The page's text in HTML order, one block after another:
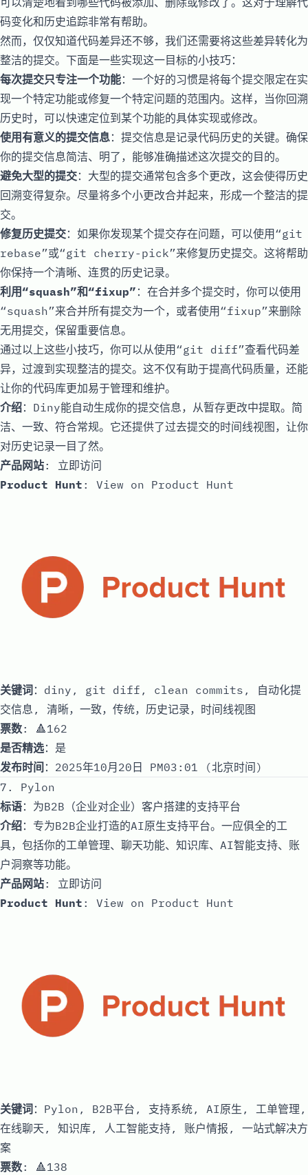
码变化和历史追踪非常有帮助。
然而，仅仅知道代码差异还不够，我们还需要将这些差异转化为
整洁的提交。下面是一些实现这一目标的小技巧：
每次提交只专注一个功能：一个好的习惯是将每个提交限定在实
现一个特定功能或修复一个特定问题的范围内。这样，当你回溯
历史时，可以快速定位到某个功能的具体实现或修改。
使用有意义的提交信息：提交信息是记录代码历史的关键。确保
你的提交信息简洁、明了，能够准确描述这次提交的目的。
避免大型的提交：大型的提交通常包含多个更改，这会使得历史
回溯变得复杂。尽量将多个小更改合并起来，形成一个整洁的提
交。
修复历史提交：如果你发现某个提交存在问题，可以使用“git
rebase”或“git cherry-pick”来修复历史提交。这将帮助
你保持一个清晰、连贯的历史记录。
利用“squash”和“fixup” ：在合并多个提交时，你可以使用
“squash”来合并所有提交为一个，或者使用“fixup”来删除
无用提交，保留重要信息。
通过以上这些小技巧，你可以从使用“git diff”查看代码差
异，过渡到实现整洁的提交。这不仅有助于提高代码质量，还能
让你的代码库更加易于管理和维护。
介绍：Diny能自动生成你的提交信息，从暂存更改中提取。简
洁、一致、符合常规。它还提供了过去提交的时间线视图，让你
对历史记录一目了然。
产品网站: 立即访问
Product Hunt : View on Product Hunt
关键词 ：diny, git diff, clean commits, 自动化提
交信息, 清晰，一致，传统，历史记录，时间线视图
票数: 🔺162
是否精选：是
发布时间 ：2025年10月20日 PM03:01 (北京时间)
7. Pylon
标语：为B2B（企业对企业）客户搭建的支持平台
介绍：专为B2B企业打造的AI原生支持平台。一应俱全的工
具，包括你的工单管理、聊天功能、知识库、AI智能支持、账
户洞察等功能。
产品网站: 立即访问
Product Hunt : View on Product Hunt
关键词 ：Pylon, B2B平台, 支持系统, AI原生, 工单管理,
在线聊天, 知识库, 人工智能支持, 账户情报, 一站式解决方
案
票数: 🔺138